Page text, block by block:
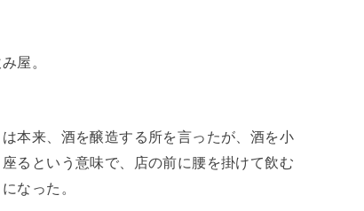
屋。
本来、酒を醸造する所を言ったが、酒を小
るという意味で、店の前に腰を掛けて飲む
なった。